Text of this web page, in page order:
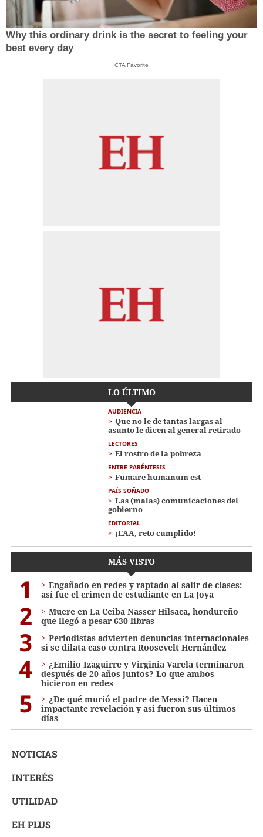
Why this ordinary drink is the secret to feeling your
best every day
CTA Favorite
LO ÚLTIMO
AUDIENCIA
Que no le de tantas largas al
asunto le dicen al general retirado
LECTORES
El rostro de la pobreza
ENTRE PARÉNTESIS
Fumare humanum est
PAÍS SOÑADO
Las (malas) comunicaciones del
gobierno
EDITORIAL
¡EAA, reto cumplido!
MÁS VISTO
1
Engañado en redes y raptado al salir de clases:
así fue el crimen de estudiante en La Joya
2
Muere en La Ceiba Nasser Hilsaca, hondureño
que llegó a pesar 630 libras
3
Periodistas advierten denuncias internacionales
si se dilata caso contra Roosevelt Hernández
4
¿Emilio Izaguirre y Virginia Varela terminaron
después de 20 años juntos? Lo que ambos
hicieron en redes
5
¿De qué murió el padre de Messi? Hacen
impactante revelación y así fueron sus últimos
días
NOTICIAS
INTERÉS
UTILIDAD
EH PLUS